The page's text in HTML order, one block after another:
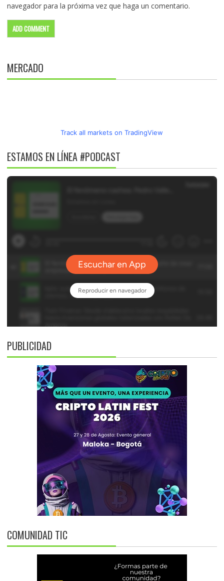
navegador para la próxima vez que haga un comentario.
MERCADO
Track all markets on TradingView
ESTAMOS EN LÍNEA #PODCAST
PUBLICIDAD
COMUNIDAD TIC